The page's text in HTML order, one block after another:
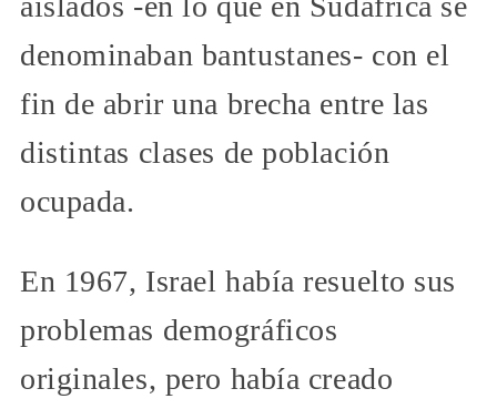
denominaban bantustanes- con el
fin de abrir una brecha entre las
distintas clases de población
ocupada.
En 1967, Israel había resuelto sus
problemas demográficos
originales, pero había creado